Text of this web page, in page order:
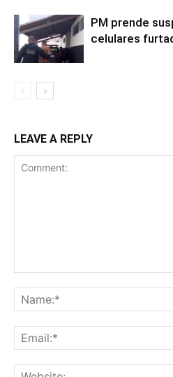
PM prende
celulares
LEAVE A REPLY